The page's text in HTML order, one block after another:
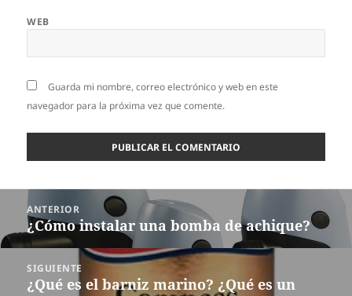
WEB
Guarda mi nombre, correo electrónico y web en este
navegador para la próxima vez que comente.
Navegación
entradas
ANTERIOR
Entrada
anterior:
¿Cómo instalar una bomba de achique?
SIGUIENTE
Entrada
¿Qué es el barniz marino? ¿Qué es un